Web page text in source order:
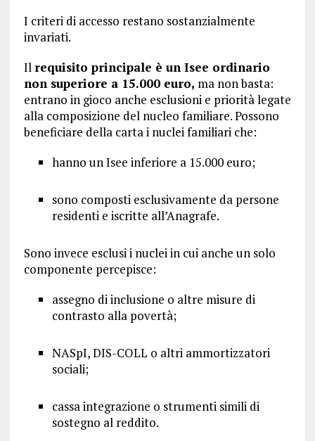
I criteri di accesso restano sostanzialmente
invariati.
Il requisito principale è un Isee ordinario
non superiore a 15.000 euro, ma non basta:
entrano in gioco anche esclusioni e priorità legate
alla composizione del nucleo familiare. Possono
beneficiare della carta i nuclei familiari che:
hanno un Isee inferiore a 15.000 euro;
sono composti esclusivamente da persone
residenti e iscritte all’Anagrafe.
Sono invece esclusi i nuclei in cui anche un solo
componente percepisce:
assegno di inclusione o altre misure di
contrasto alla povertà;
NASpI, DIS-COLL o altri ammortizzatori
sociali;
cassa integrazione o strumenti simili di
sostegno al reddito.